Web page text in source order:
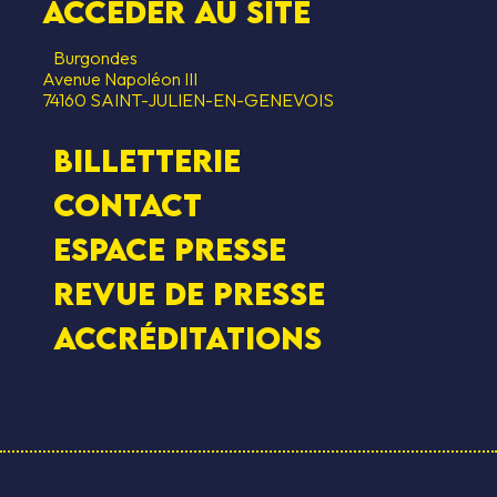
Accéder au SITE
Burgondes
Avenue Napoléon III
74160 SAINT-JULIEN-EN-GENEVOIS
Billetterie
Contact
Espace presse
Revue de presse
Accréditations